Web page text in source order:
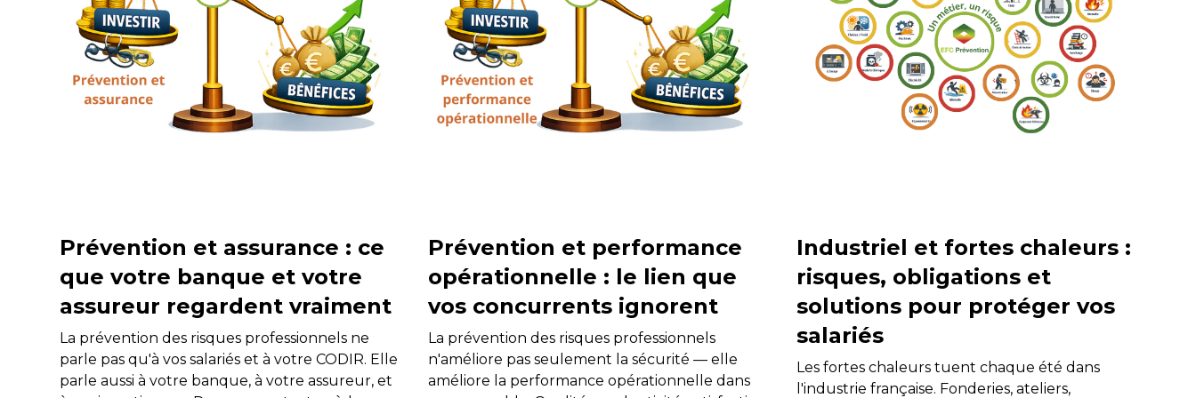
Prévention et assurance : ce
que votre banque et votre
assureur regardent vraiment
La prévention des risques professionnels ne
parle pas qu'à vos salariés et à votre CODIR. Elle
parle aussi à votre banque, à votre assureur, et
Prévention et performance
opérationnelle : le lien que
vos concurrents ignorent
La prévention des risques professionnels
n'améliore pas seulement la sécurité — elle
améliore la performance opérationnelle dans
Industriel et fortes chaleurs :
risques, obligations et
solutions pour protéger vos
salariés
Les fortes chaleurs tuent chaque été dans
l'industrie française. Fonderies, ateliers,